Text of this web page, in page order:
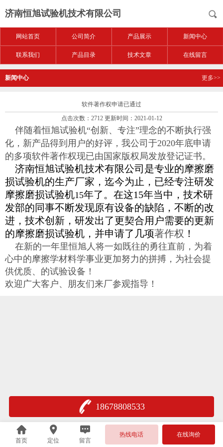
济南恒旭试验机技术有限公司
网站首页 公司简介 产品展示 新闻中心
联系我们 产品目录 技术文章 在线留言
新闻中心 更多>>
软件著作权申请已通过
点击次数：2712 更新时间：2021-01-12
伴随着恒旭试验机“创新、专注”理念的不断执行强
化，新产品得到用户的好评，我公司于2020年底申请
的多项软件著作权现已由国家版权局发放登记证书。
济南恒旭试验机技术有限公司是专业的摩擦磨
损试验机的生产厂家，迄今为止，已经专注研发
摩擦磨损试验机15年了。在这15年当中，技术研
发部的同事不断发现原有设备的缺陷，不断的改
进，技术创新，研发出了更契合用户需要的更新
的摩擦磨损试验机，并申请了几项著作权 ！
在新的一年里恒旭人将一如既往的勇往直前，为着
心中的摩擦学材料学事业更加努力的拼搏，为社会提
供优质、的试验设备！
欢迎广大客户、朋友们来厂参观指导！
18678808533
首页 定位 留言
热线电话 在线询价